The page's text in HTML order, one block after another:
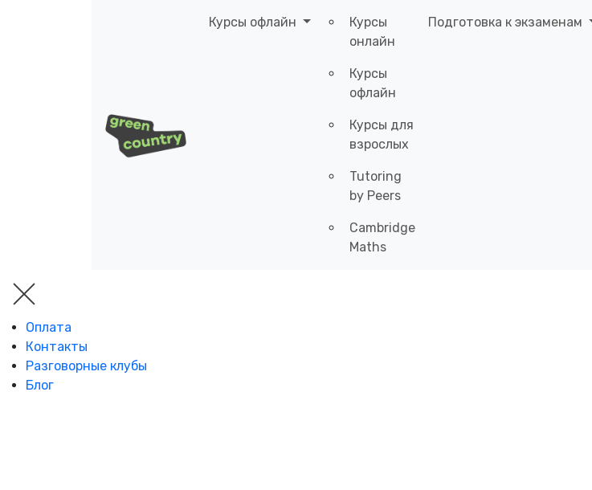
Курсы офлайн
Курсы
онлайн
Курсы
офлайн
Курсы для
взрослых
Tutoring
by Peers
Cambridge
Maths
Подготовка к экзаменам
Оплата
Контакты
Разговорные клубы
Блог